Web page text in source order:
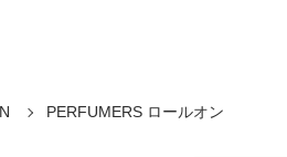
PERFUMERS ロールオン